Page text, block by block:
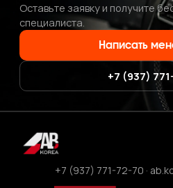
Оставьте заявку и получите
специалиста.
Написать
+7 (937)
+7 (937) 771-72-70 ·